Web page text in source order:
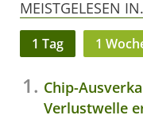
MEISTGELESEN
1 Tag 1
Chip-
Verlustwelle